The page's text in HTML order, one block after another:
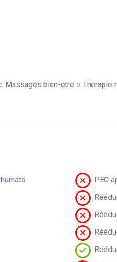
Massages bien-être ○ Thérapie
PEC